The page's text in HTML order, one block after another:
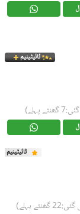
ٹائیٹینیم
پہلے)
ٹائیٹینیم
پہلے)